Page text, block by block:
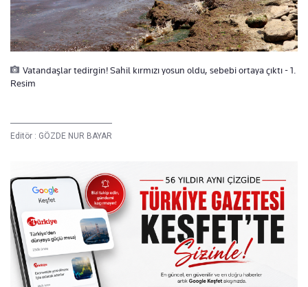
Vatandaşlar tedirgin! Sahil kırmızı yosun oldu, sebebi ortaya çıktı - 1.
Resim
Editör : GÖZDE NUR BAYAR